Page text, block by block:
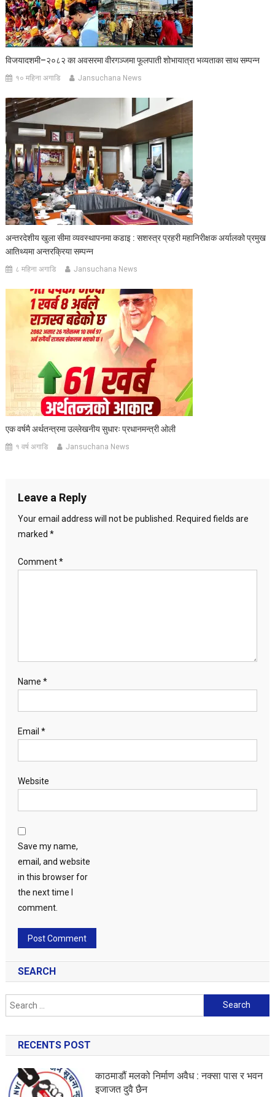
विजयादशमी–२०८२ का अवसरमा वीरगञ्जमा फूलपाती शोभायात्रा भव्यताका साथ सम्पन्न
१० महिना अगाडि Jansuchana News
अन्तरदेशीय खुला सीमा व्यवस्थापनमा कडाइ : सशस्त्र प्रहरी महानिरीक्षक अर्यालको प्रमुख
आतिथ्यमा अन्तरक्रिया सम्पन्न
८ महिना अगाडि Jansuchana News
एक वर्षमै अर्थतन्त्रमा उल्लेखनीय सुधारः प्रधानमन्त्री ओली
१ वर्ष अगाडि Jansuchana News
Leave a Reply
Your email address will not be published. Required fields are
marked *
Comment*
Name *
Email *
Website
Save my name,
email, and website
in this browser for
the next time I
comment.
SEARCH
Search
for:
RECENTS POST
काठमाडौं मलको निर्माण अवैध : नक्सा पास र भवन
इजाजत दुवै छैन